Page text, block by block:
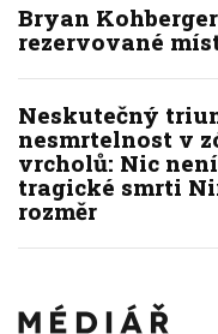
Bryan
rezervované
Neskutečný
nesmrtelnost v
vrcholů: Nic
tragické smrti
rozměr